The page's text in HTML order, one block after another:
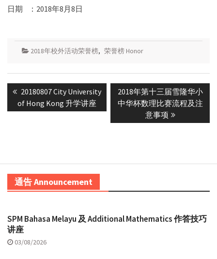
日期
： 2018年8月8日
2018年校外活动荣誉榜, 荣誉榜 Honor
Post
navigation
Previous
post:
20180807 City University
of Hong Kong 升学讲座
Next
post:
2018年第十三届雪隆华小
中华杯数理比赛流程及注
意事项
通告 Announcement
SPM Bahasa Melayu 及 Additional Mathematics 作答技巧
讲座
03/08/2026